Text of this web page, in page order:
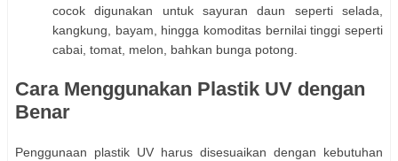
cocok digunakan untuk sayuran daun seperti selada,
kangkung, bayam, hingga komoditas bernilai tinggi seperti
cabai, tomat, melon, bahkan bunga potong.
Cara Menggunakan Plastik UV dengan
Benar
Penggunaan plastik UV harus disesuaikan dengan kebutuhan